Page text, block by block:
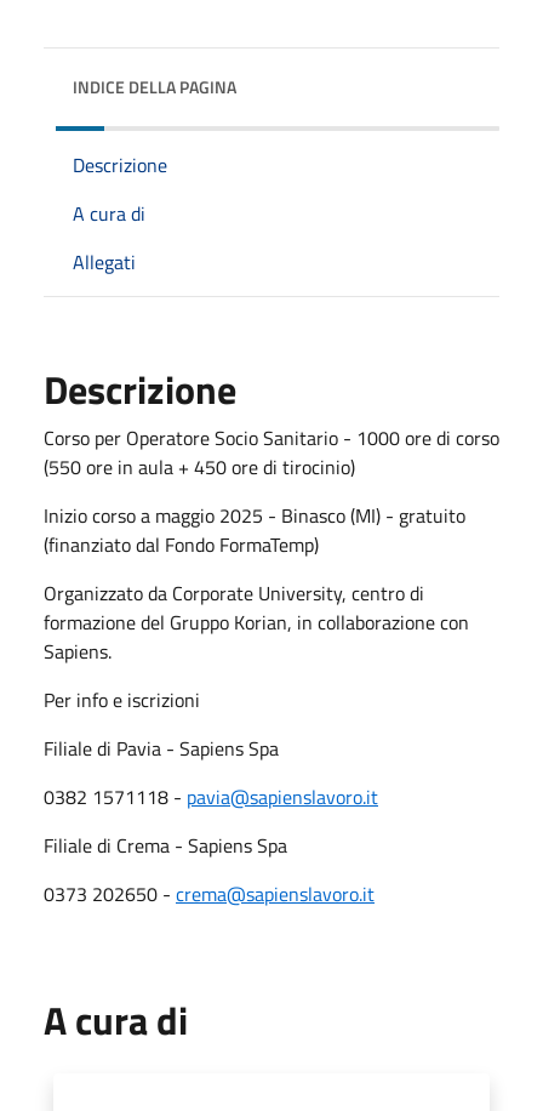
INDICE DELLA PAGINA
Descrizione
A cura di
Allegati
Descrizione
Corso per Operatore Socio Sanitario - 1000 ore di corso
(550 ore in aula + 450 ore di tirocinio)
Inizio corso a maggio 2025 - Binasco (MI) - gratuito
(finanziato dal Fondo FormaTemp)
Organizzato da Corporate University, centro di
formazione del Gruppo Korian, in collaborazione con
Sapiens.
Per info e iscrizioni
Filiale di Pavia - Sapiens Spa
0382 1571118 - pavia@sapienslavoro.it
Filiale di Crema - Sapiens Spa
0373 202650 - crema@sapienslavoro.it
A cura di